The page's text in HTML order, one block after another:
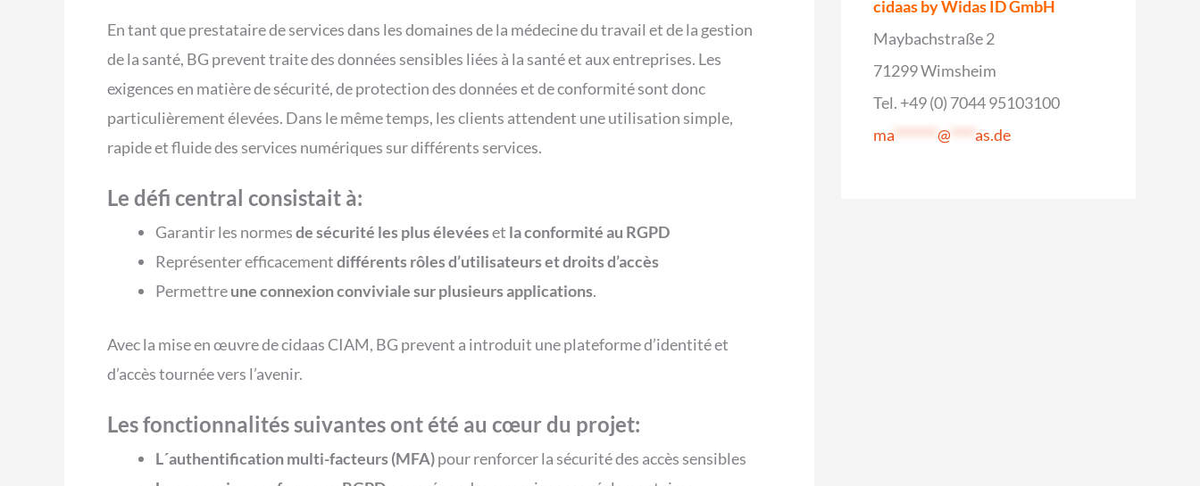
En tant que prestataire de services dans les domaines de la médecine du travail et de la gestion
de la santé, BG prevent traite des données sensibles liées à la santé et aux entreprises. Les
exigences en matière de sécurité, de protection des données et de conformité sont donc
particulièrement élevées. Dans le même temps, les clients attendent une utilisation simple,
rapide et fluide des services numériques sur différents services.
Le défi central consistait à:
Garantir les normesde sécurité les plus élevéeset la conformité au RGPD
Représenter efficacementdifférents rôles d’utilisateurs et droits d’accès
Permettreune connexion conviviale sur plusieurs applications.
Avec la mise en œuvre de cidaas CIAM, BG prevent a introduit une plateforme d’identité et
d’accès tournée vers l’avenir.
Les fonctionnalités suivantes ont été au cœur du projet:
L´authentification multi-facteurs (MFA)pour renforcer la sécurité des accès sensibles
cidaas by Widas ID GmbH
Maybachstraße 2
71299 Wimsheim
Tel. +49 (0) 7044 95103100
ma ******* @ ****as.de